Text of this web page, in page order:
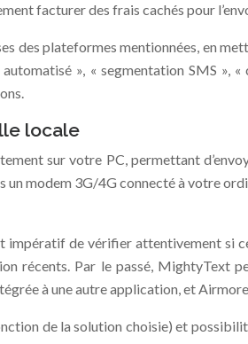
facturer des frais cachés pour
des plateformes mentionnées, en
», « segmentation SMS »,
locale
sur votre PC, permettant
modem 3G/4G connecté à votre
de vérifier attentivement si
récents. Par le passé,
à une autre application, et
de la solution choisie) et